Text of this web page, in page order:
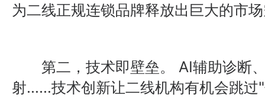
为二线正规连锁品牌释放出巨大的市
第二，技术即壁垒。 AI辅助诊断
射……技术创新让二线机构有机会跳过